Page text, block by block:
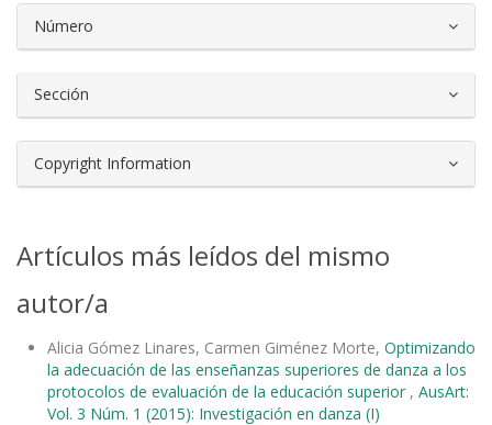
Número
Sección
Copyright Information
Artículos más leídos del mismo
autor/a
Alicia Gómez Linares, Carmen Giménez Morte, Optimizando
la adecuación de las enseñanzas superiores de danza a los
protocolos de evaluación de la educación superior , AusArt:
Vol. 3 Núm. 1 (2015): Investigación en danza (I)